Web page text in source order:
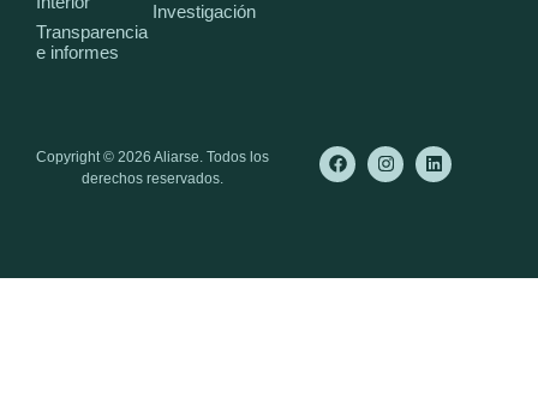
Transparencia
e informes
Investigación
Copyright © 2026 Aliarse. Todos los
derechos reservados.